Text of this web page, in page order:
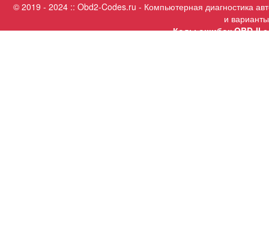
© 2019 - 2024 :: Obd2-Codes.ru - Компьютерная диагностика
и
Коды ошибок OBD-II